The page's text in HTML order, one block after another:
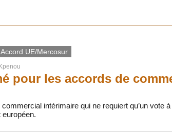
Accord UE/Mercosur
pour les accords de
intérimaire qui ne requiert qu’un vote